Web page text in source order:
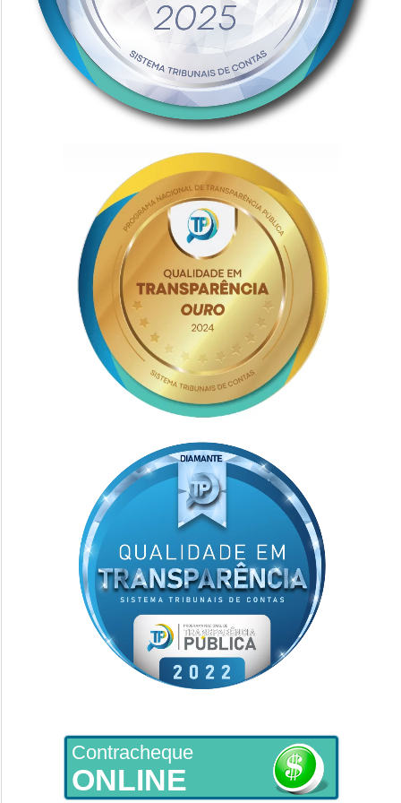
Contracheque
ONLINE